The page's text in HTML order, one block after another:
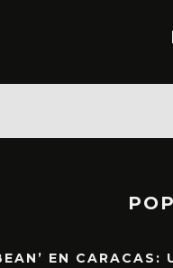
EN CARACAS: